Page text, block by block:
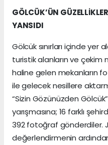
GÖLCÜK’ÜN
YANSIDI
Gölcük sınırları içinde
turistik alanların ve çekim
haline gelen mekanların
ile gelecek nesillere
“Sizin Gözünüzden
yarışmasına; 16 farklı
392 fotoğraf gönderdiler.
değerlendirmenin